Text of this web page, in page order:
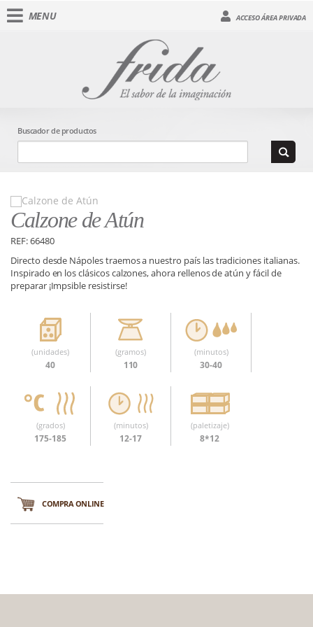
MENU ACCESO ÁREA PRIVADA
Buscador de productos
Calzone de Atún
REF: 66480
Directo desde Nápoles traemos a nuestro país las tradiciones italianas.
Inspirado en los clásicos calzones, ahora rellenos de atún y fácil de
preparar ¡Impsible resistirse!
(unidades)
40
(gramos)
110
(minutos)
30-40
(grados)
175-185
(minutos)
12-17
(paletizaje)
8*12
COMPRA ONLINE